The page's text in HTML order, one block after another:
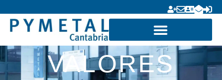
VALORES